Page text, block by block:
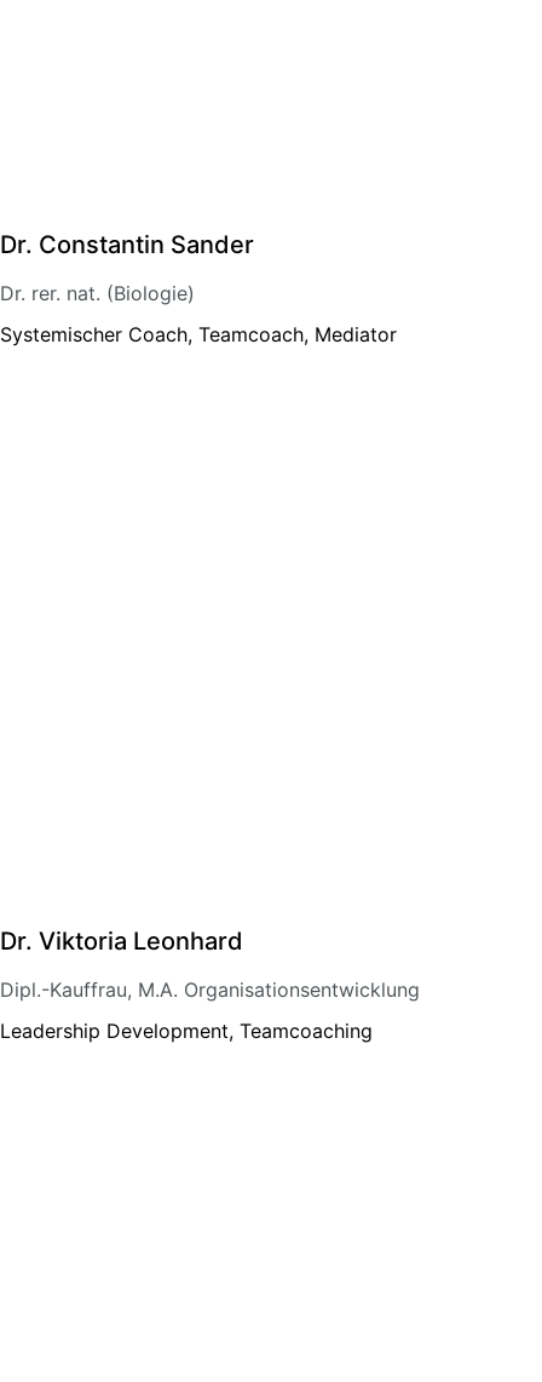
Dr. Constantin Sander
Dr. rer. nat. (Biologie)
Systemischer Coach, Teamcoach, Mediator
Dr. Viktoria Leonhard
Dipl.-Kauffrau, M.A. Organisationsentwicklung
Leadership Development, Teamcoaching